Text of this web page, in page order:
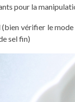
pour la
(bien vérifier le
sel fin)